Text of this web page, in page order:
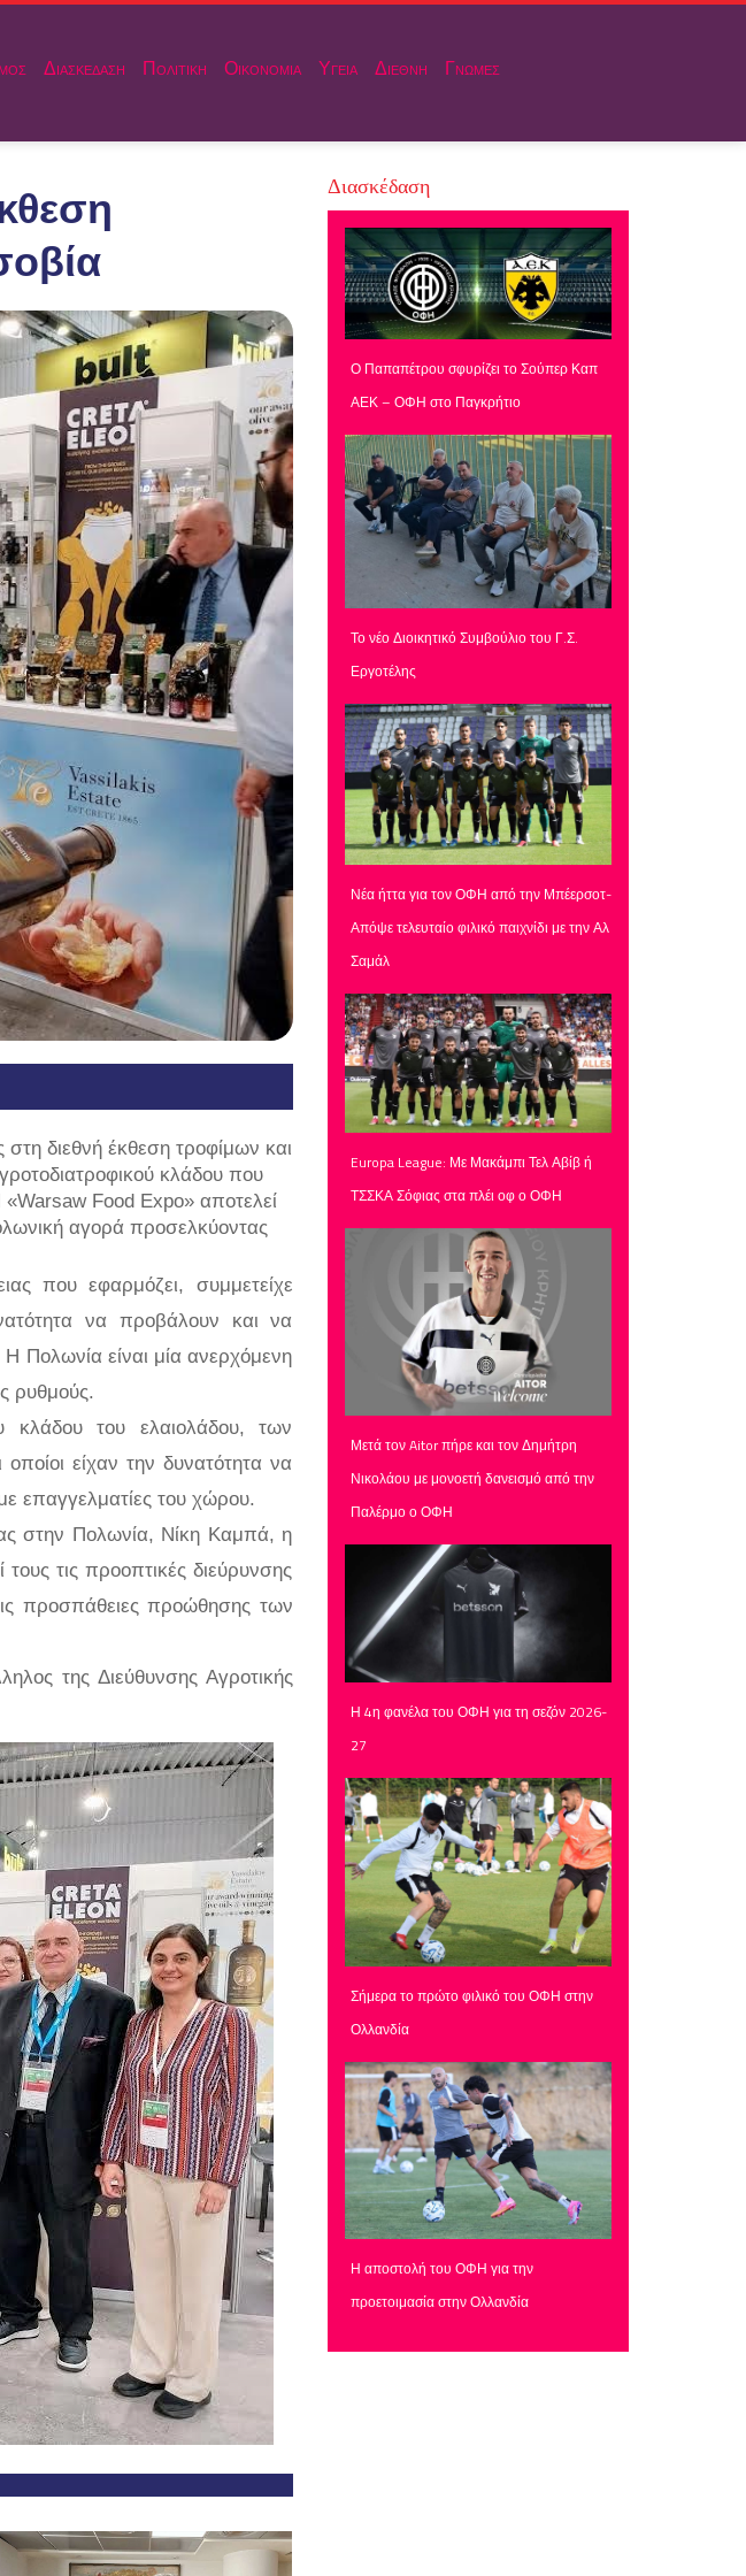
Διασκεδαση Πολιτικη Οικονομια Υγεια Διεθνη Γνωμες
διεθνή έκθεση τροφίμων και
κλάδου που
Food Expo» αποτελεί
αγορά προσελκύοντας
που εφαρμόζει, συμμετείχε
να προβάλουν και να
Πολωνία είναι μία ανερχόμενη
ρυθμούς.
κλάδου του ελαιολάδου, των
είχαν την δυνατότητα να
επαγγελματίες του χώρου.
στην Πολωνία, Νίκη Καμπά, η
τις προοπτικές διεύρυνσης
προσπάθειες προώθησης των
της Διεύθυνσης Αγροτικής
Διασκέδαση
Ο Παπαπέτρου σφυρίζει το Σούπερ Καπ
ΑΕΚ – ΟΦΗ στο Παγκρήτιο
Το νέο Διοικητικό Συμβούλιο του Γ.Σ.
Εργοτέλης
Νέα ήττα για τον ΟΦΗ από την Μπέερσοτ-
Απόψε τελευταίο φιλικό παιχνίδι με την Αλ
Σαμάλ
Europa League: Με Μακάμπι Τελ Αβίβ ή
ΤΣΣΚΑ Σόφιας στα πλέι οφ ο ΟΦΗ
Μετά τον Aitor πήρε και τον Δημήτρη
Νικολάου με μονοετή δανεισμό από την
Παλέρμο ο ΟΦΗ
Η 4η φανέλα του ΟΦΗ για τη σεζόν 2026-
27
Σήμερα το πρώτο φιλικό του ΟΦΗ στην
Ολλανδία
Η αποστολή του ΟΦΗ για την
προετοιμασία στην Ολλανδία